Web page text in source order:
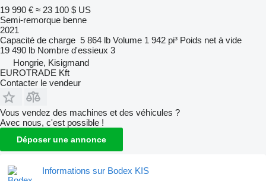
19 990 € ≈ 23 100 $ US
Semi-remorque benne
2021
Capacité de charge 5 864 lb Volume 1 942 pi³ Poids net à vide
19 490 lb Nombre d'essieux 3
Hongrie, Kisigmand
EUROTRADE Kft
Contacter le vendeur
Vous vendez des machines et des véhicules ?
Avec nous, c'est possible !
Déposer une annonce
Informations sur Bodex KIS